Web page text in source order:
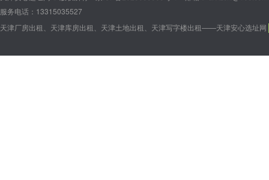
服务电话：13315035527
天津厂房出租、天津库房出租、天津土地出租、天津写字楼出租——天津安心选址网